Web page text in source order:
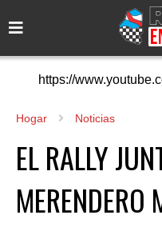
https://
Hogar Noticias
EL RALLY
MERENDERO